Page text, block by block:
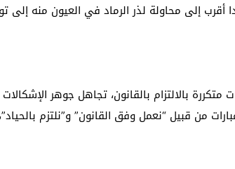
أقرب إلى محاولة لذر الرماد في العيون منه
متكررة بالالتزام بالقانون، تجاهل جوهر
من قبيل “نعمل وفق القانون” و”نلتزم